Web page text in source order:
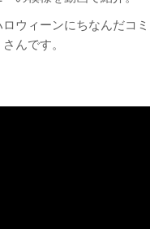
ウィーンにちなんだコ
んです。